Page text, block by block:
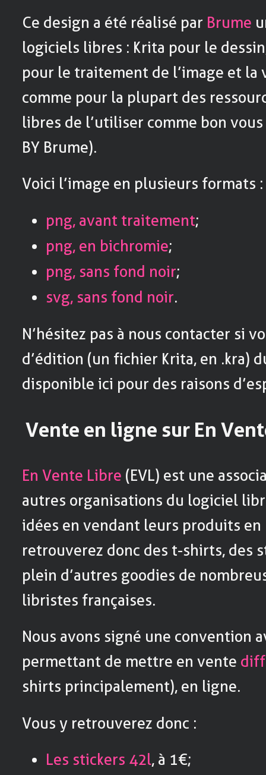
Ce design a été réalisé par Brume
logiciels libres : Krita pour le
pour le traitement de l’image et la
comme pour la plupart des
libres de l’utiliser comme bon
BY Brume).
Voici l’image en plusieurs formats :
png, avant traitement;
png, en bichromie;
png, sans fond noir;
svg, sans fond noir.
N’hésitez pas à nous contacter si
d’édition (un fichier Krita, en .kra)
disponible ici pour des raisons
Vente en ligne sur En
En Vente Libre (EVL) est une
autres organisations du logiciel
idées en vendant leurs produits en
retrouverez donc des t-shirts, des
plein d’autres goodies de
libristes françaises.
Nous avons signé une convention
permettant de mettre en vente
shirts principalement), en ligne.
Vous y retrouverez donc :
Les stickers 42l, à 1€;